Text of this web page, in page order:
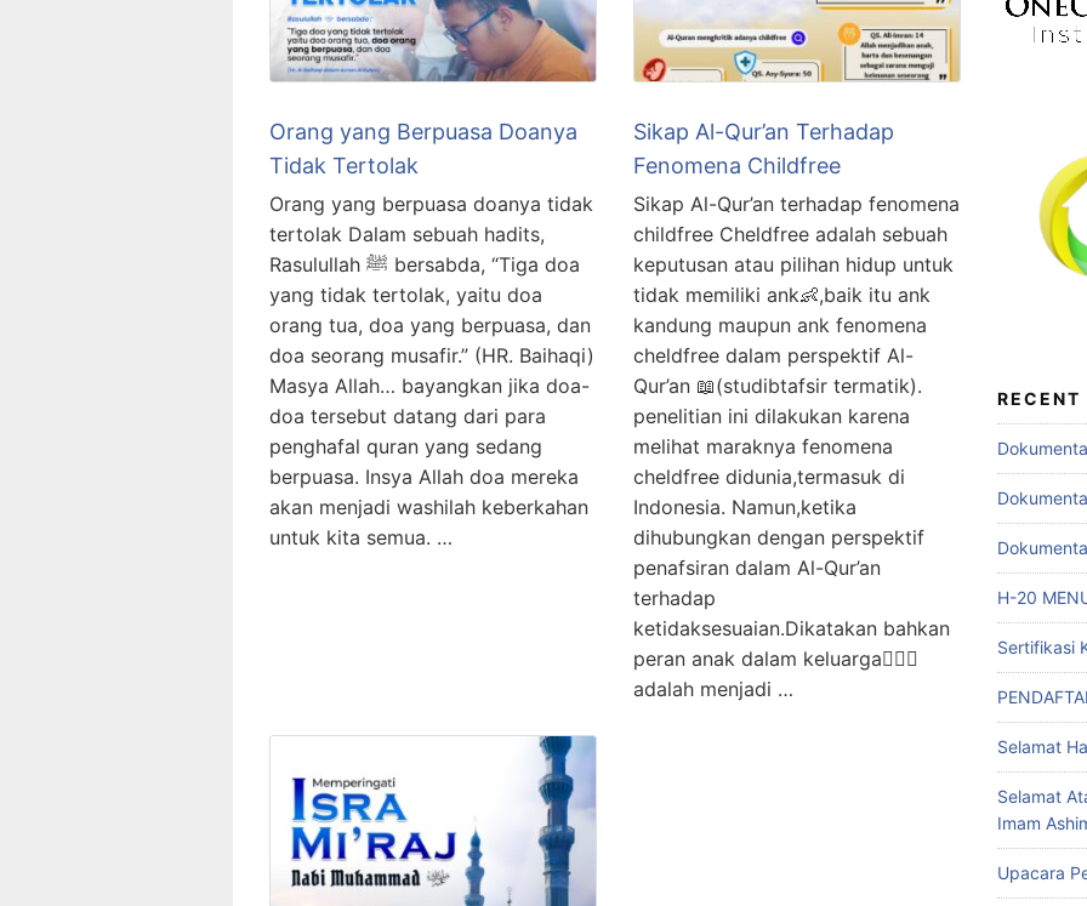
Orang yang Berpuasa Doanya
Tidak Tertolak
Orang yang berpuasa doanya tidak
tertolak Dalam sebuah hadits,
Rasulullah ﷺ bersabda, “Tiga doa
yang tidak tertolak, yaitu doa
orang tua, doa yang berpuasa, dan
doa seorang musafir.” (HR. Baihaqi)
Masya Allah… bayangkan jika doa-
doa tersebut datang dari para
penghafal quran yang sedang
berpuasa. Insya Allah doa mereka
akan menjadi washilah keberkahan
untuk kita semua. …
Sikap Al-Qur’an Terhadap
Fenomena Childfree
Sikap Al-Qur’an terhadap fenomena
childfree Cheldfree adalah sebuah
keputusan atau pilihan hidup untuk
tidak memiliki ank👶,baik itu ank
kandung maupun ank fenomena
cheldfree dalam perspektif Al-
Qur’an 📖(studibtafsir termatik).
penelitian ini dilakukan karena
melihat maraknya fenomena
cheldfree didunia,termasuk di
Indonesia. Namun,ketika
dihubungkan dengan perspektif
penafsiran dalam Al-Qur’an
terhadap
ketidaksesuaian.Dikatakan bahkan
peran anak dalam keluarga👩‍❤️‍👨
adalah menjadi …
RECENT
H-20
Sertifikasi
Selamat
Selamat
Imam
Upacara